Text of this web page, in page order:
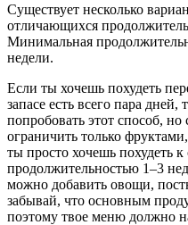
Существует несколько
отличающихся
Минимальная
недели.
Если ты хочешь похудеть
запасе есть всего пара
попробовать этот способ,
ограничить только
ты просто хочешь похудеть
продолжительностью 1–3
можно добавить овощи,
забывай, что основным
поэтому твое меню должно